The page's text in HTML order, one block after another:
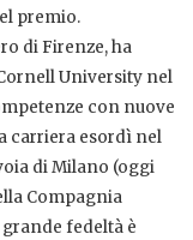
premio.
di Firenze, ha
University nel
con nuove
carriera esordì nel
di Milano (oggi
Compagnia
fedeltà è